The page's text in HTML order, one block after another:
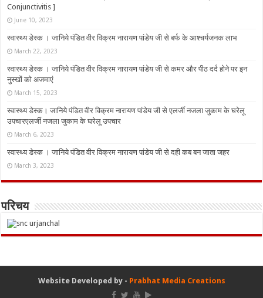
Conjunctivitis ]
June 10, 2023
स्वास्थ्य डेस्क । जानिये पंडित वीर विक्रम नारायण पांडेय जी से बर्फ के आश्चर्यजनक लाभ
March 22, 2023
स्वास्थ्य डेस्क । जानिये पंडित वीर विक्रम नारायण पांडेय जी से कमर और पीठ दर्द होने पर इन
नुस्‍खों को अजमाएं
March 15, 2023
स्वास्थ्य डेस्क। जानिये पंडित वीर विक्रम नारायण पांडेय जी से एलर्जी नजला जुकाम के घरेलू
उपचारएलर्जी नजला जुकाम के घरेलू उपचार
March 6, 2023
स्वास्थ्य डेस्क । जानिये पंडित वीर विक्रम नारायण पांडेय जी से दही कब बन जाता जहर
March 3, 2023
परिचय
Website Developed by - Prabhat Media Creations